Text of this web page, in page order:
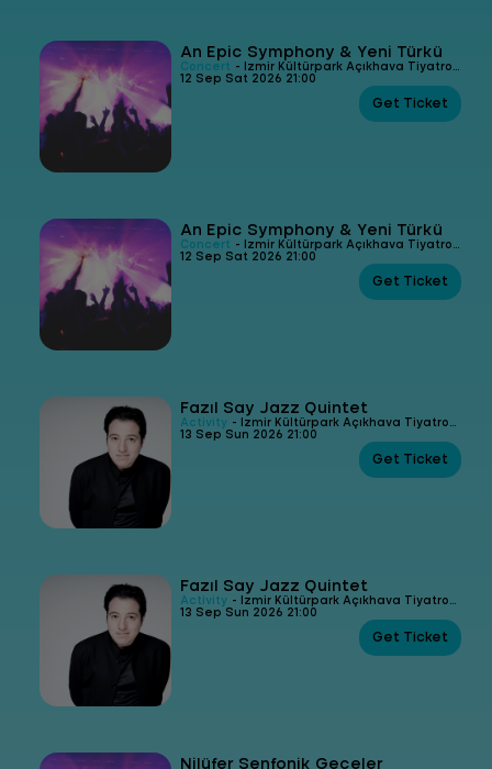
An Epic Symphony & Yeni Türkü
Concert
- İzmir Kültürpark Açıkhava Tiyatrosu
12 Sep Sat 2026 21:00
Get Ticket
An Epic Symphony & Yeni Türkü
Concert
- İzmir Kültürpark Açıkhava Tiyatrosu
12 Sep Sat 2026 21:00
Get Ticket
Fazıl Say Jazz Quintet
Activity
- İzmir Kültürpark Açıkhava Tiyatrosu
13 Sep Sun 2026 21:00
Get Ticket
Fazıl Say Jazz Quintet
Activity
- İzmir Kültürpark Açıkhava Tiyatrosu
13 Sep Sun 2026 21:00
Get Ticket
Nilüfer Senfonik Geceler